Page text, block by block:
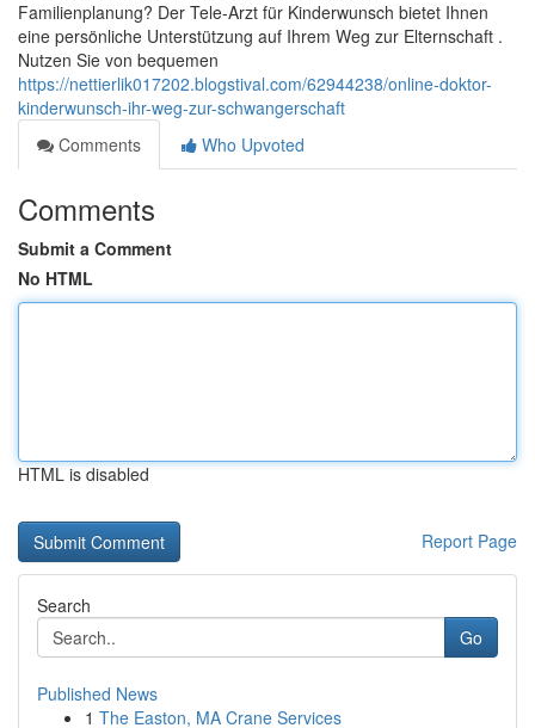
Familienplanung? Der Tele-Arzt für Kinderwunsch bietet Ihnen
eine persönliche Unterstützung auf Ihrem Weg zur Elternschaft .
Nutzen Sie von bequemen
https://nettierlik017202.blogstival.com/62944238/online-doktor-
kinderwunsch-ihr-weg-zur-schwangerschaft
Comments
Who Upvoted
Comments
Submit a Comment
No HTML
HTML is disabled
Report Page
Search
Go
Published News
1 The Easton, MA Crane Services